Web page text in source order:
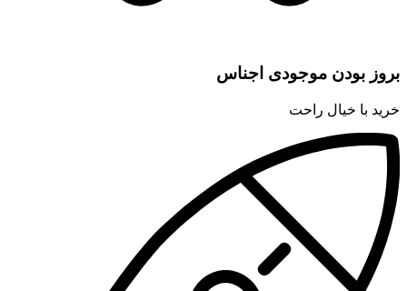
بروز بودن موجودی اجناس
خرید با خیال راحت